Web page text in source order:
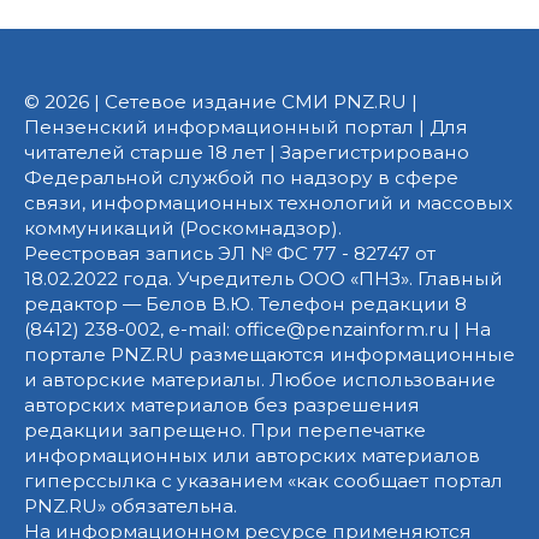
© 2026 | Сетевое издание СМИ PNZ.RU |
Пензенский информационный портал | Для
читателей старше 18 лет | Зарегистрировано
Федеральной службой по надзору в сфере
связи, информационных технологий и массовых
коммуникаций (Роскомнадзор).
Реестровая запись ЭЛ № ФС 77 - 82747 от
18.02.2022 года. Учредитель ООО «ПНЗ». Главный
редактор — Белов В.Ю. Телефон редакции 8
(8412) 238-002, e-mail: office@penzainform.ru | На
портале PNZ.RU размещаются информационные
и авторские материалы. Любое использование
авторских материалов без разрешения
редакции запрещено. При перепечатке
информационных или авторских материалов
гиперссылка с указанием «как сообщает портал
PNZ.RU» обязательна.
На информационном ресурсе применяются